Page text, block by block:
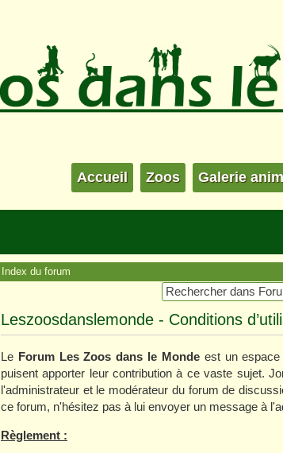
Accueil Zoos Galerie
Index du forum
Leszoosdanslemonde - Conditions
Le Forum Les Zoos dans le Mondeest un espace
puisent apporter leur contribution à ce vaste sujet.
l'administrateur et le modérateur du forum de
ce forum, n'hésitez pas à lui envoyer un message à
Règlement :